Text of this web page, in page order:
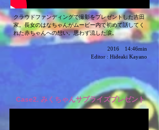
クラウドファンディングで撮影をプレゼントした吉田
家。長女のはなちゃんがムービー内で初めて話してく
れた赤ちゃんへの想い。思わず流した涙。
2016 14:46min
​Editor : Hideaki Kayano
Case2. ​みくちゃんサプライズプレゼント